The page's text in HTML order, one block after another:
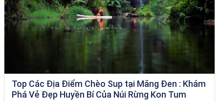
Top Các Địa Điểm Chèo Sup tại Măng Đen : Khám
Phá Vẻ Đẹp Huyền Bí Của Núi Rừng Kon Tum